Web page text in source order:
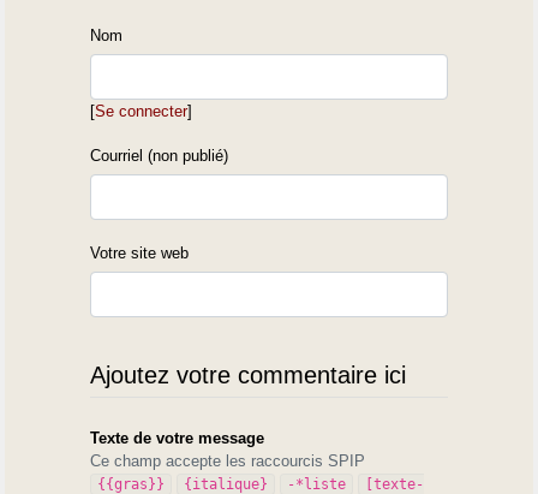
Nom
[Se connecter]
Courriel (non publié)
Votre site web
Ajoutez votre commentaire ici
Texte de votre message
Ce champ accepte les raccourcis SPIP
{{gras}} {italique} -*liste
[texte-